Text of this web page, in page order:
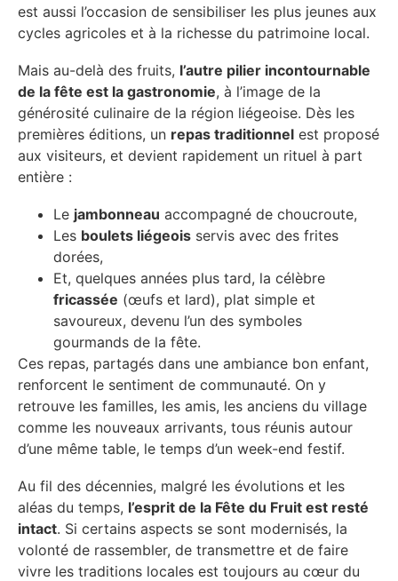
est aussi l’occasion de sensibiliser les plus jeunes aux
cycles agricoles et à la richesse du patrimoine local.
Mais au-delà des fruits, l’autre pilier incontournable
de la fête est la gastronomie, à l’image de la
générosité culinaire de la région liégeoise. Dès les
premières éditions, un repas traditionnel est proposé
aux visiteurs, et devient rapidement un rituel à part
entière :
Le jambonneau accompagné de choucroute,
Les boulets liégeois servis avec des frites
dorées,
Et, quelques années plus tard, la célèbre
fricassée (œufs et lard), plat simple et
savoureux, devenu l’un des symboles
gourmands de la fête.
Ces repas, partagés dans une ambiance bon enfant,
renforcent le sentiment de communauté. On y
retrouve les familles, les amis, les anciens du village
comme les nouveaux arrivants, tous réunis autour
d’une même table, le temps d’un week-end festif.
Au fil des décennies, malgré les évolutions et les
aléas du temps, l’esprit de la Fête du Fruit est resté
intact. Si certains aspects se sont modernisés, la
volonté de rassembler, de transmettre et de faire
vivre les traditions locales est toujours au cœur du